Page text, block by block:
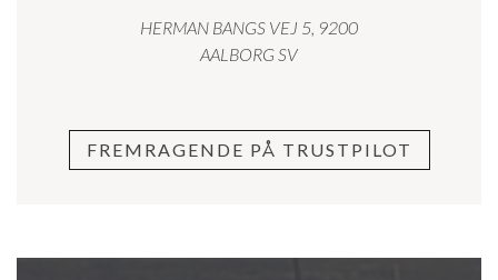
HERMAN BANGS VEJ 5, 9200
AALBORG SV
FREMRAGENDE PÅ TRUSTPILOT